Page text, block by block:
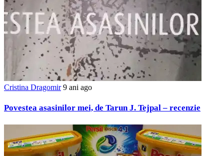
Cristina Dragomir 9 ani ago
Povestea asasinilor mei, de Tarun J. Tejpal – recenzie